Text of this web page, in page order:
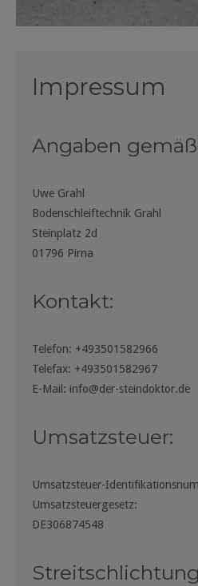
Impressum
Angaben gemäß
Uwe Grahl
Bodenschleiftechnik Grahl
Steinplatz 2d
01796 Pirna
Kontakt:
Telefon: +493501582966
Telefax: +493501582967
E-Mail: info@der-steindoktor.de
Umsatzsteuer:
Umsatzsteuer-
Umsatzsteuergesetz:
DE306874548
Streitschlichtung